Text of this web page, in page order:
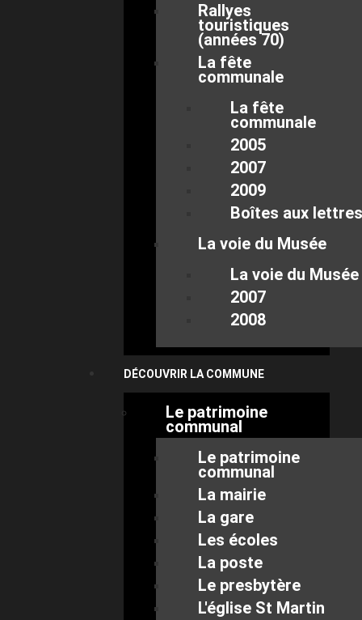
Rallyes
touristiques
(années 70)
La fête
communale
La fête
communale
2005
2007
2009
Boîtes aux lettres
La voie du Musée
La voie du Musée
2007
2008
DÉCOUVRIR LA COMMUNE
Le patrimoine
communal
Le patrimoine
communal
La mairie
La gare
Les écoles
La poste
Le presbytère
L'église St Martin